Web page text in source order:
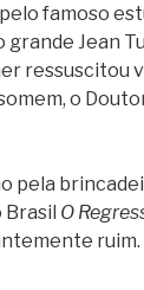
famoso
grande Jean
ressuscitou
o
pela
Brasil O
ruim.